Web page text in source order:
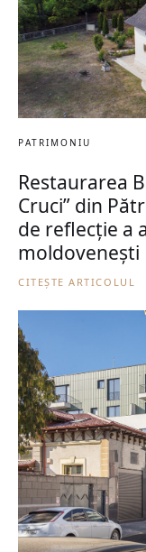
PATRIMONIU
Restaurarea
Cruci” din
de reflecție a
moldovenești
CITEȘTE ARTICOLUL